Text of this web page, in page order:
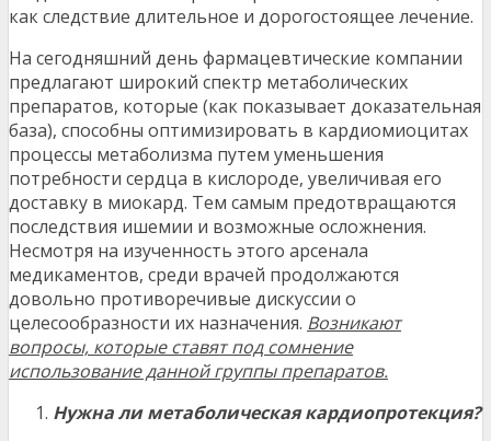
как следствие длительное и дорогостоящее лечение.
На сегодняшний день фармацевтические компании
предлагают широкий спектр метаболических
препаратов, которые (как показывает доказательная
база), способны оптимизировать в кардиомиоцитах
процессы метаболизма путем уменьшения
потребности сердца в кислороде, увеличивая его
доставку в миокард. Тем самым предотвращаются
последствия ишемии и возможные осложнения.
Несмотря на изученность этого арсенала
медикаментов, среди врачей продолжаются
довольно противоречивые дискуссии о
целесообразности их назначения. Возникают
вопросы, которые ставят под сомнение
использование данной группы препаратов.
Нужна ли метаболическая кардиопротекция?